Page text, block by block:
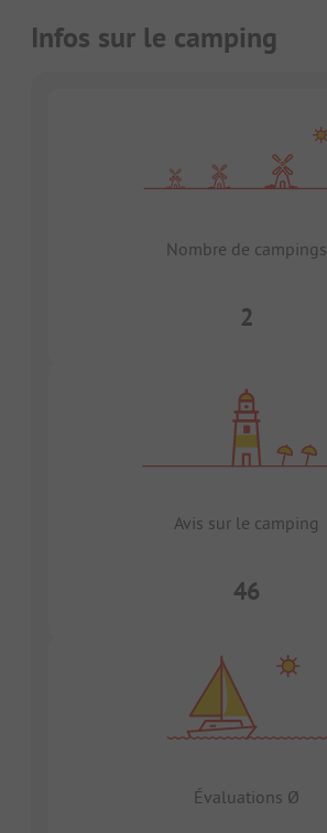
Infos sur le camping
Nombre de campings
2
Avis sur le camping
46
Évaluations Ø